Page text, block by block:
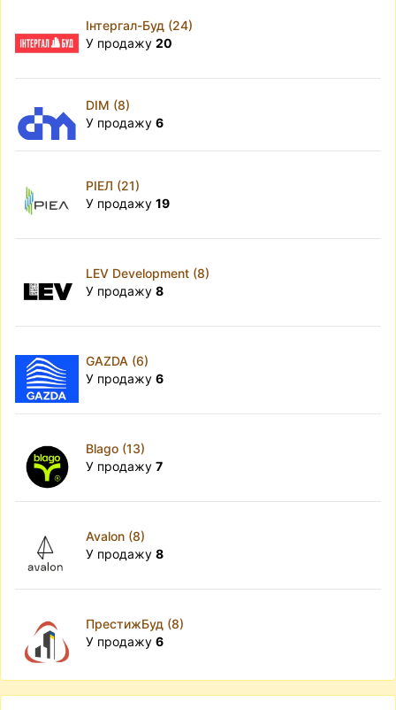
Інтергал-Буд (24)
У продажу 20
DIM (8)
У продажу 6
РІЕЛ (21)
У продажу 19
LEV Development (8)
У продажу 8
GAZDA (6)
У продажу 6
Blago (13)
У продажу 7
Avalon (8)
У продажу 8
ПрестижБуд (8)
У продажу 6